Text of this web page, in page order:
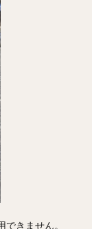
きません。